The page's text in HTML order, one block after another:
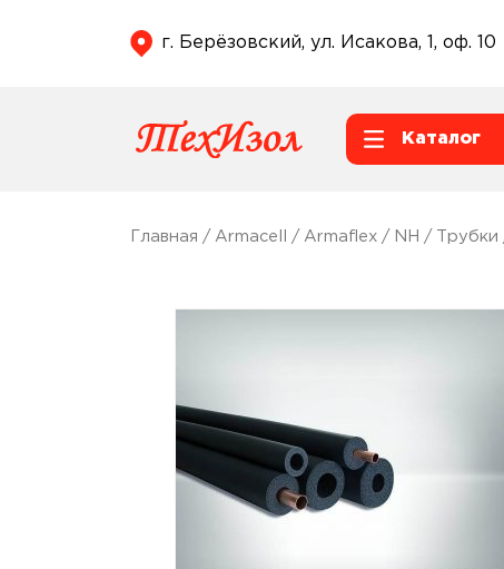
г. Берёзовский, ул. Исакова, 1, оф. 10
Каталог
Главная / Armacell / Armaflex / NH / Трубки